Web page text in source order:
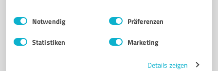
Impressum Datenschutzbestimmungen
Einwilligungsauswahl
Notwendig Präferenzen
Statistiken Marketing
Details zeigen
7 Produktion